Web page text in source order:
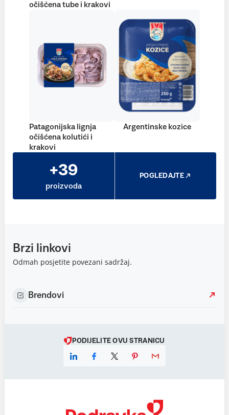
očišćena tube i krakovi
Patagonijska lignja
očišćena kolutići i
krakovi
Argentinske kozice
+39
proizvoda
POGLEDAJTE
Brzi linkovi
Odmah posjetite povezani sadržaj.
Brendovi
PODIJELITE OVU STRANICU